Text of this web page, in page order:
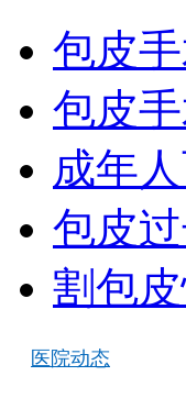
包皮
包皮
成年
包皮
割包
医院动态